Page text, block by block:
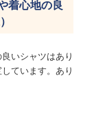
着心地の良
いシャツはあり
ています。あり